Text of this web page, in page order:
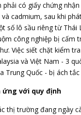
phải có giấy chứng
cadmium, sau khi
số lô sầu riêng từ Thái
công nghiệp bị cấm
Việc siết chặt kiểm
và Việt Nam - 3
Trung Quốc - bị ách
ứng với quy định
thị trường đang ngày